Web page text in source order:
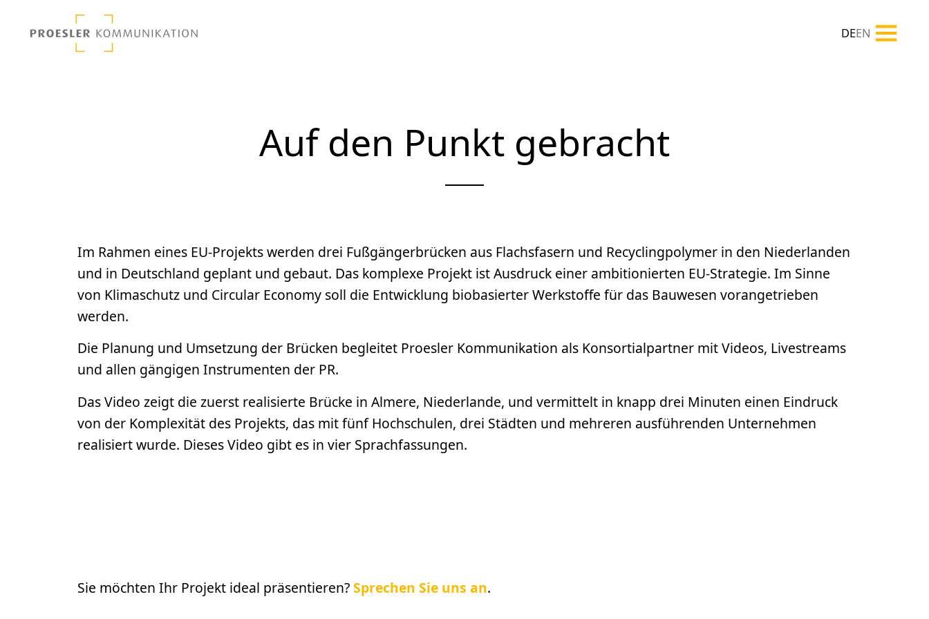
DEEN
Auf den Punkt gebracht
Im Rahmen eines EU-Projekts werden drei Fußgängerbrücken aus Flachsfasern und Recyclingpolymer in den Niederlanden
und in Deutschland geplant und gebaut. Das komplexe Projekt ist Ausdruck einer ambitionierten EU-Strategie. Im Sinne
von Klimaschutz und Circular Economy soll die Entwicklung biobasierter Werkstoffe für das Bauwesen vorangetrieben
werden.
Die Planung und Umsetzung der Brücken begleitet Proesler Kommunikation als Konsortialpartner mit Videos, Livestreams
und allen gängigen Instrumenten der PR.
Das Video zeigt die zuerst realisierte Brücke in Almere, Niederlande, und vermittelt in knapp drei Minuten einen Eindruck
von der Komplexität des Projekts, das mit fünf Hochschulen, drei Städten und mehreren ausführenden Unternehmen
realisiert wurde. Dieses Video gibt es in vier Sprachfassungen.
Sie möchten Ihr Projekt ideal präsentieren?Sprechen Sie uns an.